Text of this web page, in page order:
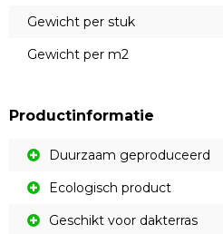
Gewicht per stuk
Gewicht per m2
Productinformatie
Duurzaam geproduceerd
Ecologisch product
Geschikt voor dakterras